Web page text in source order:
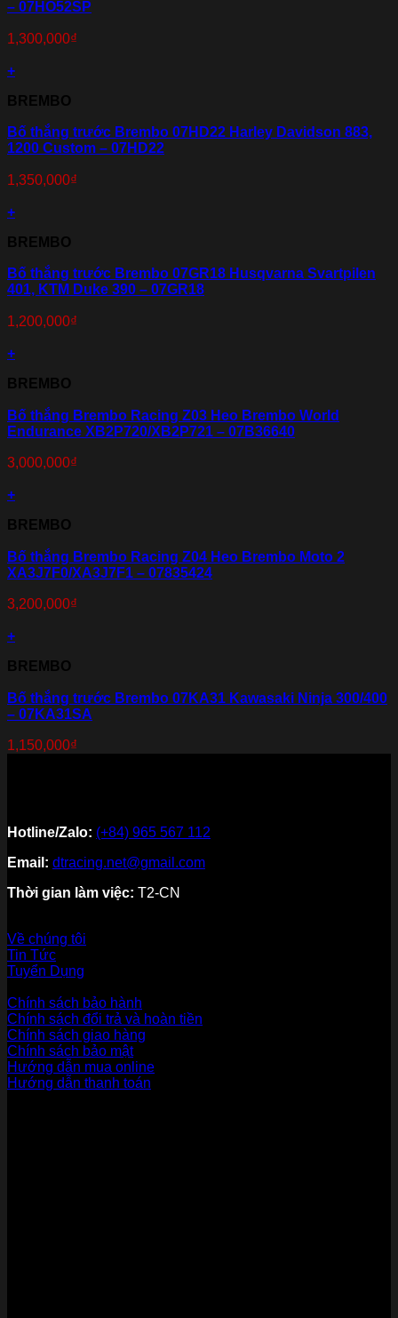
– 07HO52SP
1,300,000₫
+
BREMBO
Bố thắng trước Brembo 07HD22 Harley Davidson 883,
1200 Custom – 07HD22
1,350,000₫
+
BREMBO
Bố thắng trước Brembo 07GR18 Husqvarna Svartpilen
401, KTM Duke 390 – 07GR18
1,200,000₫
+
BREMBO
Bố thắng Brembo Racing Z03 Heo Brembo World
Endurance XB2P720/XB2P721 – 07B36640
3,000,000₫
+
BREMBO
Bố thắng Brembo Racing Z04 Heo Brembo Moto 2
XA3J7F0/XA3J7F1 – 07835424
3,200,000₫
+
BREMBO
Bố thắng trước Brembo 07KA31 Kawasaki Ninja 300/400
– 07KA31SA
1,150,000₫
Hotline/Zalo: (+84) 965 567 112
Email: dtracing.net@gmail.com
Thời gian làm việc: T2-CN
Về chúng tôi
Tin Tức
Tuyển Dụng
Chính sách bảo hành
Chính sách đổi trả và hoàn tiền
Chính sách giao hàng
Chính sách bảo mật
Hướng dẫn mua online
Hướng dẫn thanh toán